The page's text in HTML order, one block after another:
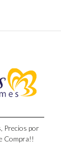
Precios por
Compra!!